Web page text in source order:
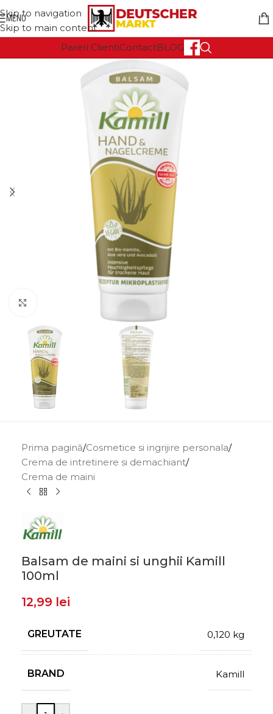
Skip to navigation
Skip to main content
MENU
Pareri ClientiContactBLOG
Prima pagină/Cosmetice si ingrijire personala/
Crema de intretinere si demachiant/
Crema de maini
Balsam de maini si unghii Kamill
100ml
12,99 lei
GREUTATE 0,120 kg
BRAND Kamill